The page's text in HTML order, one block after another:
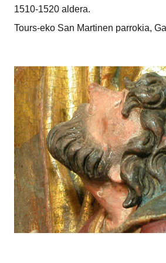
1510-1520 aldera.
Tours-eko San Martinen parrokia,